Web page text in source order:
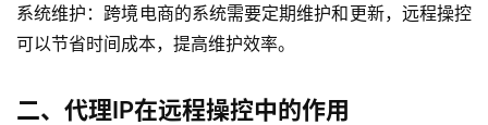
系统维护：跨境电商的系统需要定期维护和更新，远程操控
可以节省时间成本，提高维护效率。
二、代理IP在远程操控中的作用